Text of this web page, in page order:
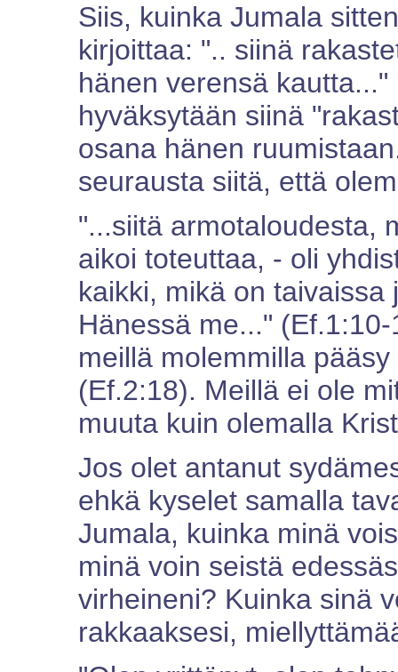
Siis, kuinka Jumala
kirjoittaa: ".. siinä
hänen verensä
hyväksytään siinä
osana hänen
seurausta siitä, että
"...siitä armotaloudesta,
aikoi toteuttaa, - oli
kaikki, mikä on
Hänessä me..."
meillä molemmilla
(Ef.2:18). Meillä ei ole
muuta kuin olemalla
Jos olet antanut
ehkä kyselet samalla
Jumala, kuinka minä
minä voin seistä
virheineni? Kuinka sinä
rakkaaksesi,